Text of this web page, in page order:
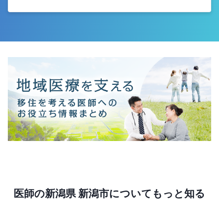
医師の新潟県 新潟市についてもっと知る